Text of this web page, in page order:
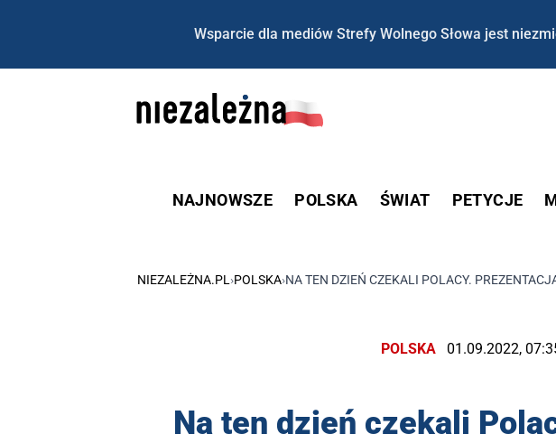
Wsparcie dla mediów Strefy Wolnego Słowa jest
NAJNOWSZE POLSKA ŚWIAT PETYCJE
NIEZALEŻNA.PL ›POLSKA›NA TEN DZIEŃ CZEKALI POLACY.
POLSKA 01.09.2022,
Na ten dzień czekali